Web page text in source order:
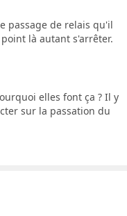
passage de relais qu'il
là autant s'arrêter.
elles font ça ? Il y
sur la passation du